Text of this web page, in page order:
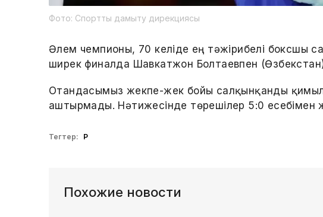
Фото: Спортты дамыту дирекциясы
Әлем чемпионы, 70 келіде ең тәжірибелі боксшы
ширек финалда Шавкатжон Болтаевпен
Отандасымыз жекпе-жек бойы салқынқанды
аштырмады. Нәтижесінде төрешілер 5:0 есебімен
Тегтер: ҚР
Похожие новости